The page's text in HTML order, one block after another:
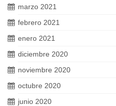
marzo 2021
febrero 2021
enero 2021
diciembre 2020
noviembre 2020
octubre 2020
junio 2020